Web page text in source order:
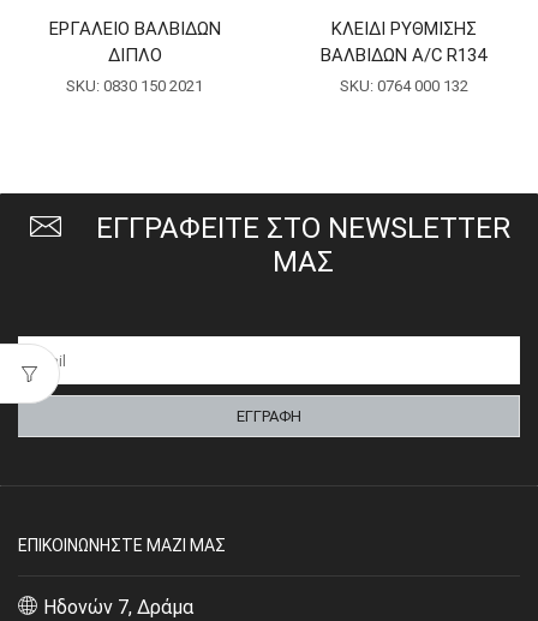
ΕΡΓΑΛΕΙΟ ΒΑΛΒΙΔΩΝ
ΔΙΠΛΟ
SKU: 0830 150 2021
ΚΛΕΙΔΙ ΡΥΘΜΙΣΗΣ
ΒΑΛΒΙΔΩΝ A/C R134
SKU: 0764 000 132
ΕΓΓΡΑΦΕΙΤΕ ΣΤΟ NEWSLETTER
ΜΑΣ
ΕΠΙΚΟΙΝΩΝΗΣΤΕ ΜΑΖΙ ΜΑΣ
Ηδονών 7, Δράμα